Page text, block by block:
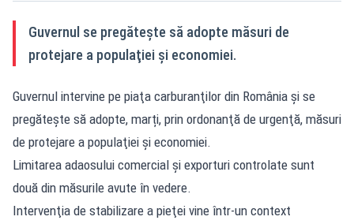
Guvernul se pregăteşte să adopte măsuri de
protejare a populaţiei şi economiei.
Guvernul intervine pe piaţa carburanţilor din România şi se
pregăteşte să adopte, marți, prin ordonanţă de urgenţă, măsuri
de protejare a populaţiei şi economiei.
Limitarea adaosului comercial şi exporturi controlate sunt
două din măsurile avute în vedere.
Intervenţia de stabilizare a pieţei vine într-un context